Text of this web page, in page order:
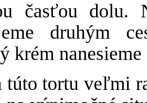
časťou dolu.
druhým
krém
túto tortu veľmi